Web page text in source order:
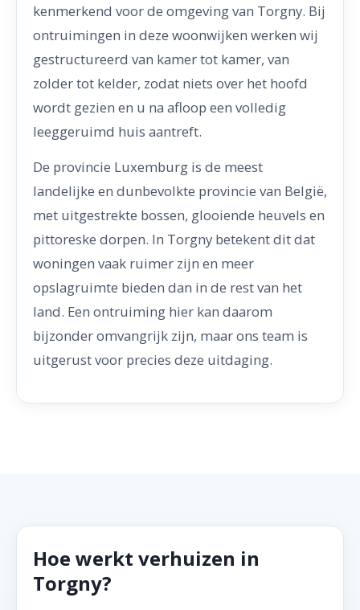
kenmerkend voor de omgeving van Torgny. Bij
ontruimingen in deze woonwijken werken wij
gestructureerd van kamer tot kamer, van
zolder tot kelder, zodat niets over het hoofd
wordt gezien en u na afloop een volledig
leeggeruimd huis aantreft.
De provincie Luxemburg is de meest
landelijke en dunbevolkte provincie van België,
met uitgestrekte bossen, glooiende heuvels en
pittoreske dorpen. In Torgny betekent dit dat
woningen vaak ruimer zijn en meer
opslagruimte bieden dan in de rest van het
land. Een ontruiming hier kan daarom
bijzonder omvangrijk zijn, maar ons team is
uitgerust voor precies deze uitdaging.
Hoe werkt verhuizen in
Torgny?